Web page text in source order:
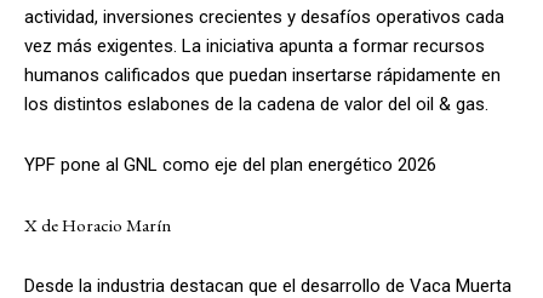
actividad, inversiones crecientes y desafíos operativos cada
vez más exigentes. La iniciativa apunta a formar recursos
humanos calificados que puedan insertarse rápidamente en
los distintos eslabones de la cadena de valor del oil & gas.
YPF pone al GNL como eje del plan energético 2026
X de Horacio Marín
Desde la industria destacan que el desarrollo de Vaca Muerta